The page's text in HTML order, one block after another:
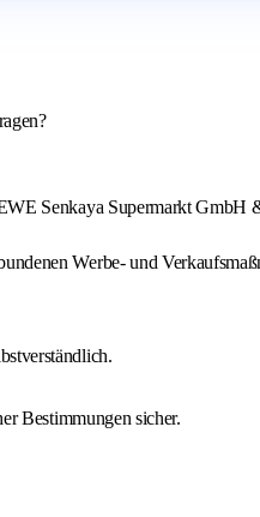
Senkaya Supermarkt
Werbe- und
Bestimmungen sicher.